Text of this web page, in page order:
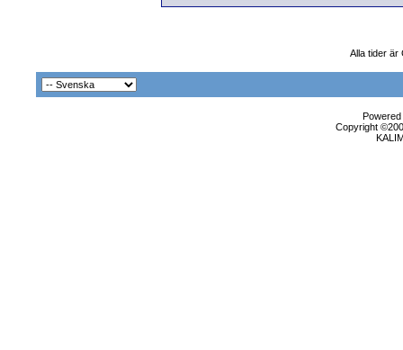
Alla tider är
Copyright